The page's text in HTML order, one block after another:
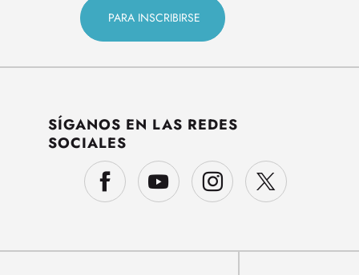
SÍGANOS EN LAS REDES
SOCIALES